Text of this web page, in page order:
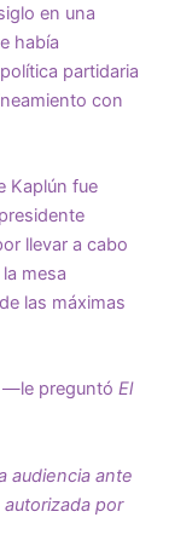
en una
había
partidaria
con
Kaplún fue
llevar a cabo
mesa
las máximas
—le preguntó El
audiencia ante
por